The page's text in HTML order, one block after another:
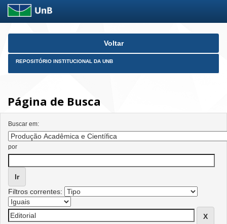
Skip
Voltar
REPOSITÓRIO INSTITUCIONAL DA UNB
Página de Busca
Buscar em:
por
Filtros correntes: